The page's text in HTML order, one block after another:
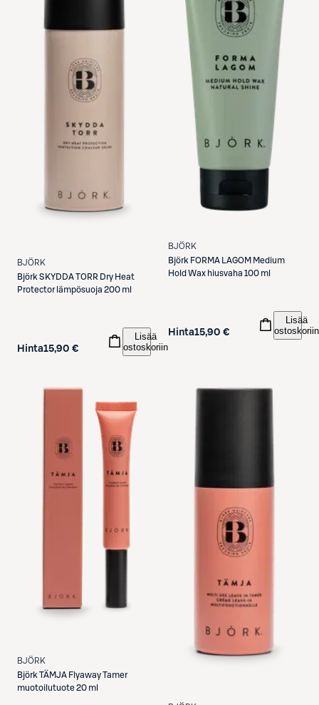
BJÖRK
Björk SKYDDA TORR Dry Heat
Protector lämpösuoja 200 ml
Hinta15,90 €
Lisää
ostoskoriin
BJÖRK
Björk FORMA LAGOM Medium
Hold Wax hiusvaha 100 ml
Hinta15,90 €
Lisää
ostoskoriin
BJÖRK
Björk TÄMJA Flyaway Tamer
muotoilutuote 20 ml